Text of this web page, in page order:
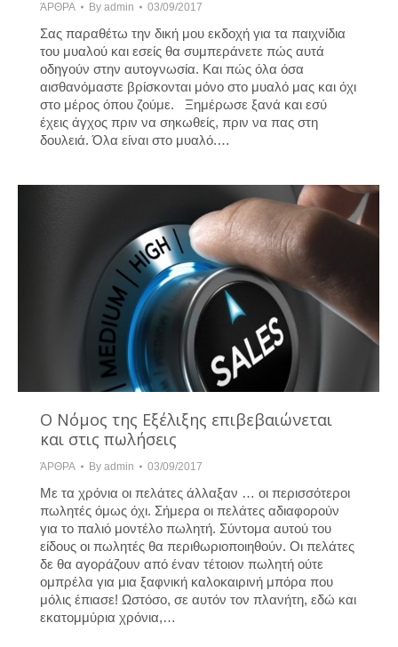
ΆΡΘΡΑ By admin 03/09/2017
Σας παραθέτω την δική μου εκδοχή για τα παιχνίδια
του μυαλού και εσείς θα συμπεράνετε πώς αυτά
οδηγούν στην αυτογνωσία. Και πώς όλα όσα
αισθανόμαστε βρίσκονται μόνο στο μυαλό μας και όχι
στο μέρος όπου ζούμε. Ξημέρωσε ξανά και εσύ
έχεις άγχος πριν να σηκωθείς, πριν να πας στη
δουλειά. Όλα είναι στο μυαλό.…
Ο Νόμος της Εξέλιξης επιβεβαιώνεται
και στις πωλήσεις
ΆΡΘΡΑ By admin 03/09/2017
Με τα χρόνια οι πελάτες άλλαξαν … οι περισσότεροι
πωλητές όμως όχι. Σήμερα οι πελάτες αδιαφορούν
για το παλιό μοντέλο πωλητή. Σύντομα αυτού του
είδους οι πωλητές θα περιθωριοποιηθούν. Οι πελάτες
δε θα αγοράζουν από έναν τέτοιον πωλητή ούτε
ομπρέλα για μια ξαφνική καλοκαιρινή μπόρα που
μόλις έπιασε! Ωστόσο, σε αυτόν τον πλανήτη, εδώ και
εκατομμύρια χρόνια,…